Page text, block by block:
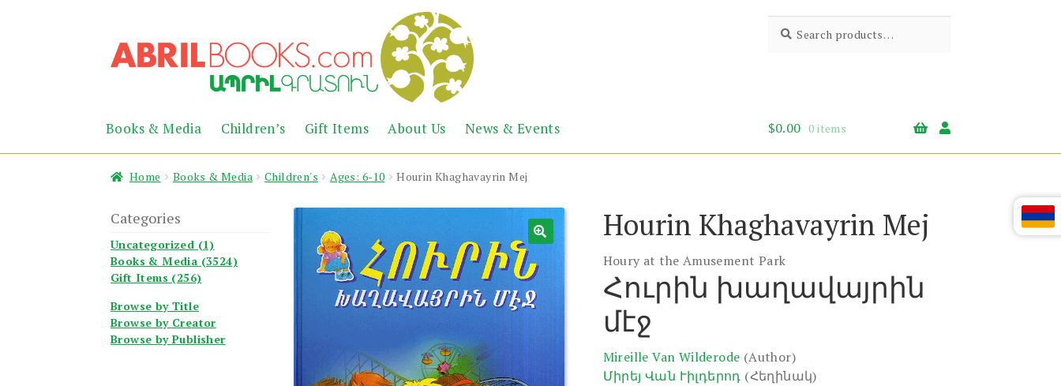
to
navigation
to
content
Abril
Books
the
Armenian
Heritage
for:
Books & Media Children’s Gift Items About Us News & Events $0.00 0 items
Home Books & Media Children's Ages: 6-10 Hourin Khaghavayrin Mej
Hourin Khaghavayrin Mej
Houry at the Amusement Park
Հուրին խաղավայրին
մէջ
Mireille Van Wilderode (Author)
Միրեյ Վան Ւիլդերոդ (Հեղինակ)
Categories
Uncategorized (1)
Books & Media (3524)
Gift Items (256)
Browse by Title
Browse by Creator
Browse by Publisher